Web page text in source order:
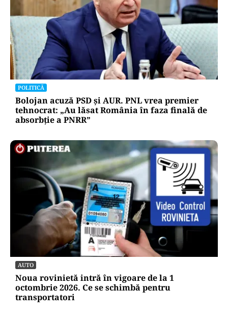
POLITICĂ
Bolojan acuză PSD și AUR. PNL vrea premier
tehnocrat: „Au lăsat România în faza finală de
absorbţie a PNRR”
AUTO
Noua rovinietă intră în vigoare de la 1
octombrie 2026. Ce se schimbă pentru
transportatori